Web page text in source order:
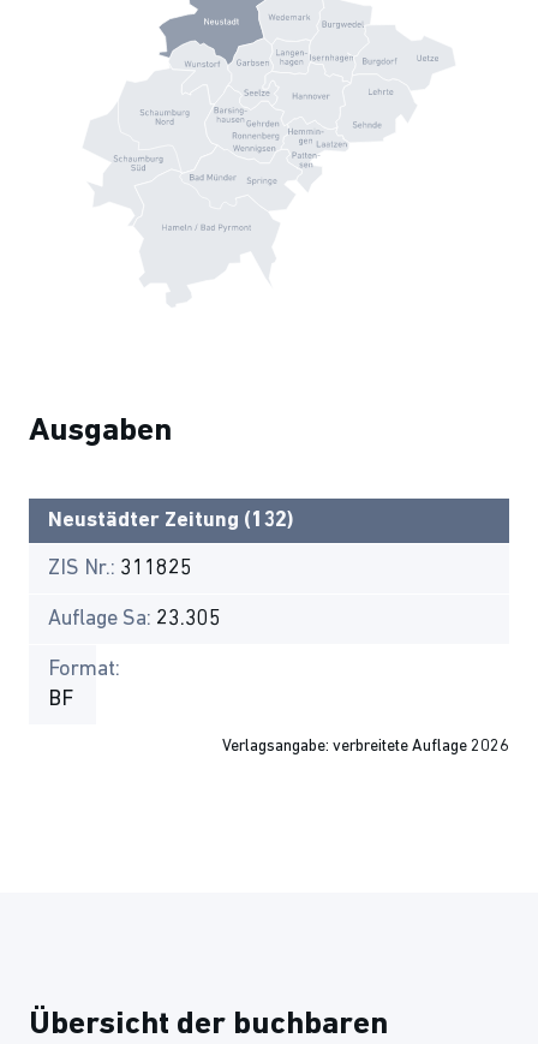
Ausgaben
Neustädter Zeitung (132)
ZIS Nr.: 311825
Auflage Sa: 23.305
Format:
BF
Verlagsangabe: verbreitete Auflage 2026
Übersicht der buchbaren